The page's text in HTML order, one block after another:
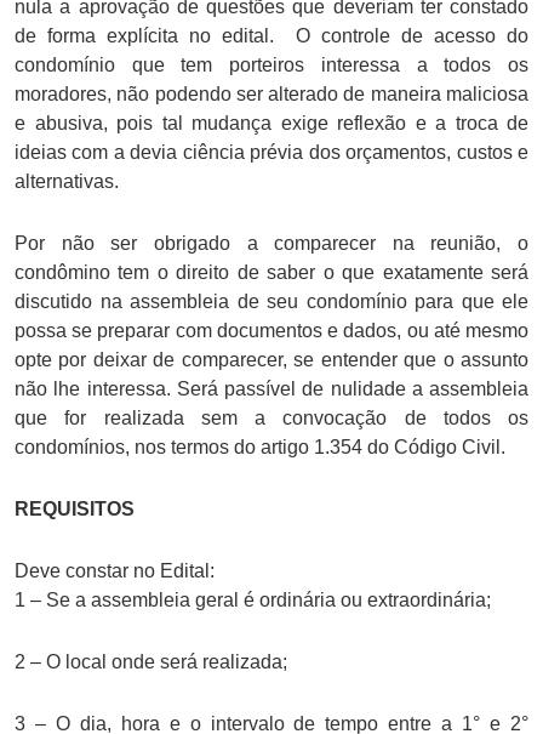
nula a aprovação de questões que deveriam ter constado
de forma explícita no edital. O controle de acesso do
condomínio que tem porteiros interessa a todos os
moradores, não podendo ser alterado de maneira maliciosa
e abusiva, pois tal mudança exige reflexão e a troca de
ideias com a devia ciência prévia dos orçamentos, custos e
alternativas.
Por não ser obrigado a comparecer na reunião, o
condômino tem o direito de saber o que exatamente será
discutido na assembleia de seu condomínio para que ele
possa se preparar com documentos e dados, ou até mesmo
opte por deixar de comparecer, se entender que o assunto
não lhe interessa. Será passível de nulidade a assembleia
que for realizada sem a convocação de todos os
condomínios, nos termos do artigo 1.354 do Código Civil.
REQUISITOS
Deve constar no Edital:
1 – Se a assembleia geral é ordinária ou extraordinária;
2 – O local onde será realizada;
3 – O dia, hora e o intervalo de tempo entre a 1° e 2°